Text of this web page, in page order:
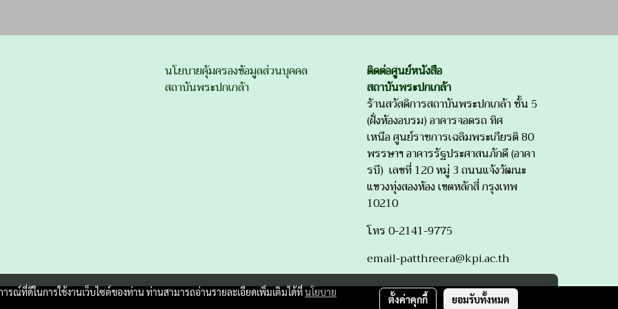
นโยบายคุ้มครองข้อมูลส่วนบุคคล
สถาบันพระปกเกล้า
ติดต่อศูนย์หนังสือ
สถาบันพระปกเกล้า
ร้านสวัสดิการสถาบันพระปกเกล้า ชั้น 5
(ฝั่งห้องอบรม) อาคารจอดรถ ทิศ
เหนือ ศูนย์ราชการเฉลิมพระเกียรติ 80
พรรษาฯ อาคารรัฐประศาสนภักดี (อาคา
รบี) เลขที่ 120 หมู่ 3 ถนนแจ้งวัฒนะ
แขวงทุ่งสองห้อง เขตหลักสี่ กรุงเทพ
10210
โทร 0-2141-9775
email-patthreera@kpi.ac.th
ณ์ที่ดีในการใช้งานเว็บไซต์ของท่าน ท่านสามารถอ่านรายละเอียดเพิ่มเติมได้ที่นโยบาย
ตั้งค่าคุกกี้ ยอมรับทั้งหมด